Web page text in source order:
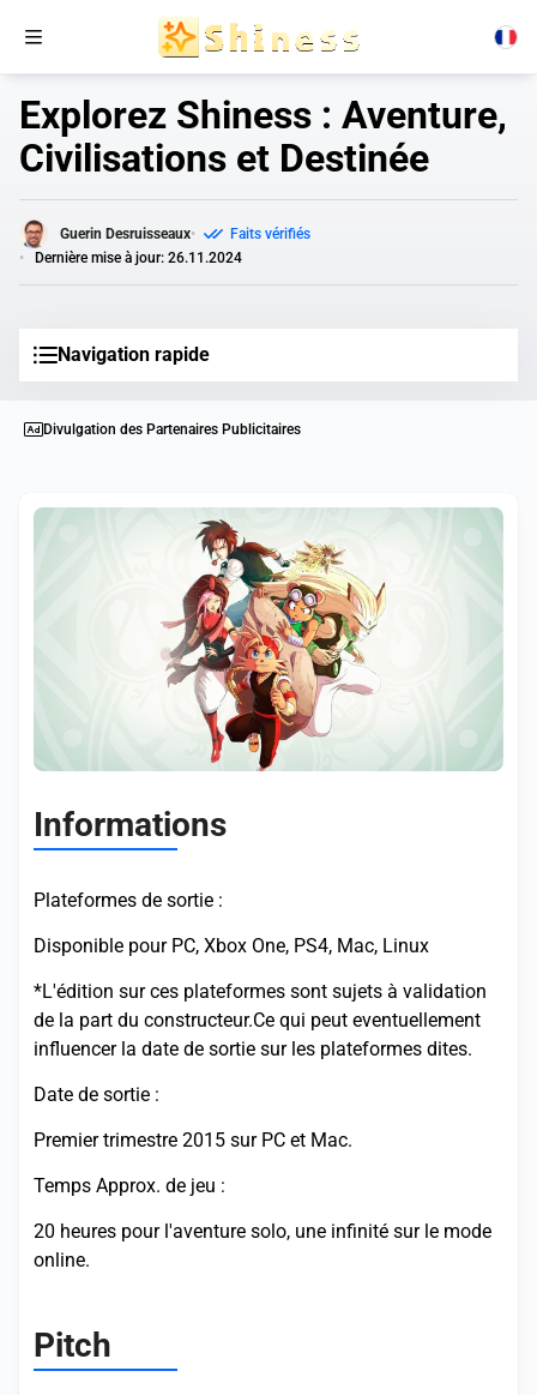
Explorez Shiness : Aventure,
Civilisations et Destinée
Guerin Desruisseaux
Faits vérifiés
Dernière mise à jour: 26.11.2024
Navigation rapide
Divulgation des Partenaires Publicitaires
Informations
Plateformes de sortie :
Disponible pour PC, Xbox One, PS4, Mac, Linux
*L'édition sur ces plateformes sont sujets à validation
de la part du constructeur.Ce qui peut eventuellement
influencer la date de sortie sur les plateformes dites.
Date de sortie :
Premier trimestre 2015 sur PC et Mac.
Temps Approx. de jeu :
20 heures pour l'aventure solo, une infinité sur le mode
online.
Pitch